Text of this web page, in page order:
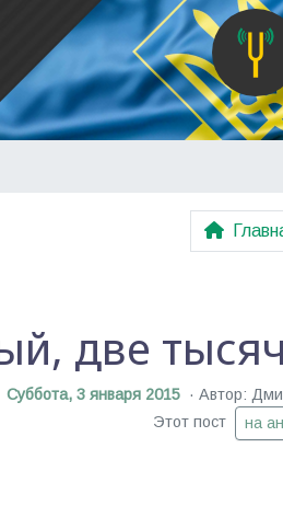
две
Суббота, 3 января 2015 Автор:
Этот пост
на